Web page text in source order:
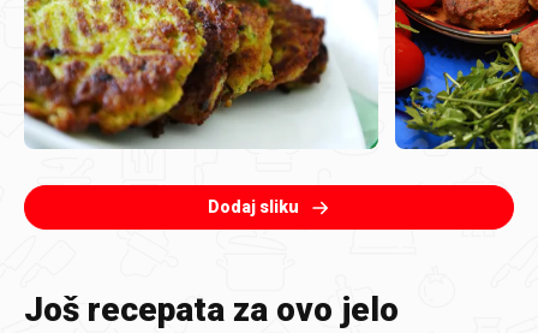
Dodaj sliku
Još recepata za ovo jelo